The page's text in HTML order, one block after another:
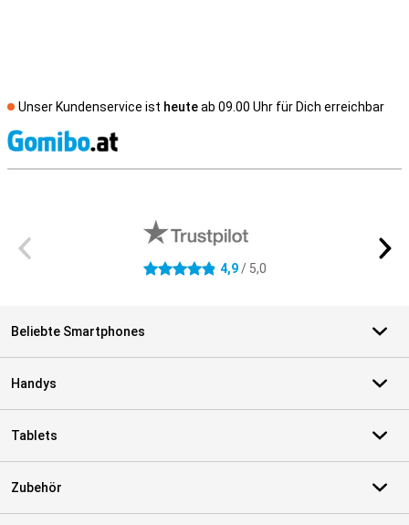
Unser Kundenservice ist heuteab 09.00 Uhr für Dich erreichbar
4.9 Sterne 4,9/ 5,0
Beliebte Smartphones
Handys
Tablets
Zubehör